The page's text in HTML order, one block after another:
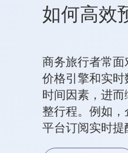
如何高效
商务旅行者常
价格引擎和实
时间因素，进
整行程。例如
平台订阅实时提